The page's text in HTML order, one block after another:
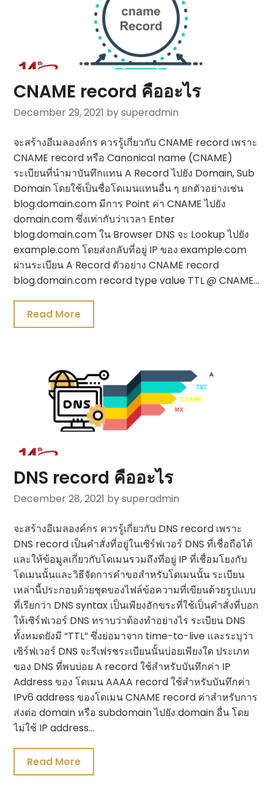
CNAME record คืออะไร
December 29, 2021 by superadmin
จะสร้างอีเมลองค์กร ควรรู้เกี่ยวกับ CNAME record เพราะ
CNAME record หรือ Canonical name (CNAME)
ระเบียนที่นำมาบันทึกแทน A Record ไปยัง Domain, Sub
Domain โดยใช้เป็นชื่อโดเมนแทนอื่น ๆ ยกตัวอย่างเช่น
blog.domain.com มีการ Point ค่า CNAME ไปยัง
domain.com ซึ่งเท่ากับว่าเวลา Enter
blog.domain.com ใน Browser DNS จะ Lookup ไปยัง
example.com โดยส่งกลับที่อยู่ IP ของ example.com
ผ่านระเบียน A Record ตัวอย่าง CNAME record
blog.domain.com record type value TTL @ CNAME…
Read More
DNS record คืออะไร
December 28, 2021 by superadmin
จะสร้างอีเมลองค์กร ควรรู้เกี่ยวกับ DNS record เพราะ
DNS record เป็นคำสั่งที่อยู่ในเซิร์ฟเวอร์ DNS ที่เชื่อถือได้
และให้ข้อมูลเกี่ยวกับโดเมนรวมถึงที่อยู่ IP ที่เชื่อมโยงกับ
โดเมนนั้นและวิธีจัดการคำขอสำหรับโดเมนนั้น ระเบียน
เหล่านี้ประกอบด้วยชุดของไฟล์ข้อความที่เขียนด้วยรูปแบบ
ที่เรียกว่า DNS syntax เป็นเพียงอักขระที่ใช้เป็นคำสั่งที่บอก
ให้เซิร์ฟเวอร์ DNS ทราบว่าต้องทำอย่างไร ระเบียน DNS
ทั้งหมดยังมี “TTL” ซึ่งย่อมาจาก time-to-live และระบุว่า
เซิร์ฟเวอร์ DNS จะรีเฟรชระเบียนนั้นบ่อยเพียงใด ประเภท
ของ DNS ที่พบบ่อย A record ใช้สำหรับบันทึกค่า IP
Address ของ โดเมน AAAA record ใช้สำหรับบันทึกค่า
IPv6 address ของโดเมน CNAME record ค่าสำหรับการ
ส่งต่อ domain หรือ subdomain ไปยัง domain อื่น โดย
ไม่ใช้ IP address…
Read More